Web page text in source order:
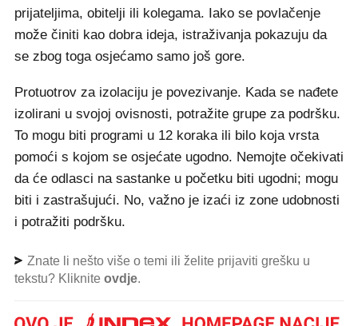
prijateljima, obitelji ili kolegama. Iako se povlačenje
može činiti kao dobra ideja, istraživanja pokazuju da
se zbog toga osjećamo samo još gore.
Protuotrov za izolaciju je povezivanje. Kada se nađete
izolirani u svojoj ovisnosti, potražite grupe za podršku.
To mogu biti programi u 12 koraka ili bilo koja vrsta
pomoći s kojom se osjećate ugodno. Nemojte očekivati
da će odlasci na sastanke u početku biti ugodni; mogu
biti i zastrašujući. No, važno je izaći iz zone udobnosti
i potražiti podršku.
Znate li nešto više o temi ili želite prijaviti grešku u
tekstu? Kliknite ovdje.